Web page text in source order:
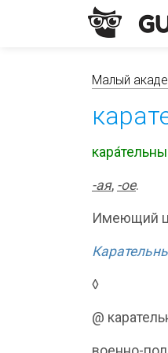
Малый
-ая, -ое.
Имеющий
◊
@